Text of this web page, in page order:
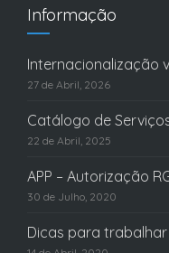
Informação
Internacionalização
27 de Abril, 2026
Catálogo de
22 de Abril, 2025
APP – Autorização
30 de Julho, 2020
Dicas para